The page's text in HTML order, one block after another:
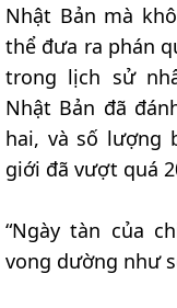
Nhật Bản mà
thể đưa ra phán
trong lịch sử
Nhật Bản đã
hai, và số lượng
giới đã vượt quá
“Ngày tàn của
vong dường như